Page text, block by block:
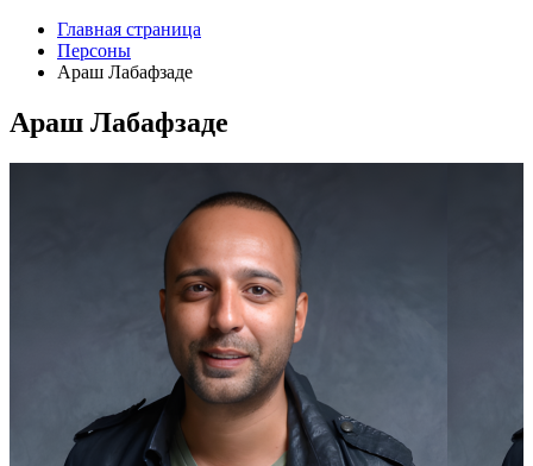
Главная страница
Персоны
Араш Лабафзаде
Араш Лабафзаде